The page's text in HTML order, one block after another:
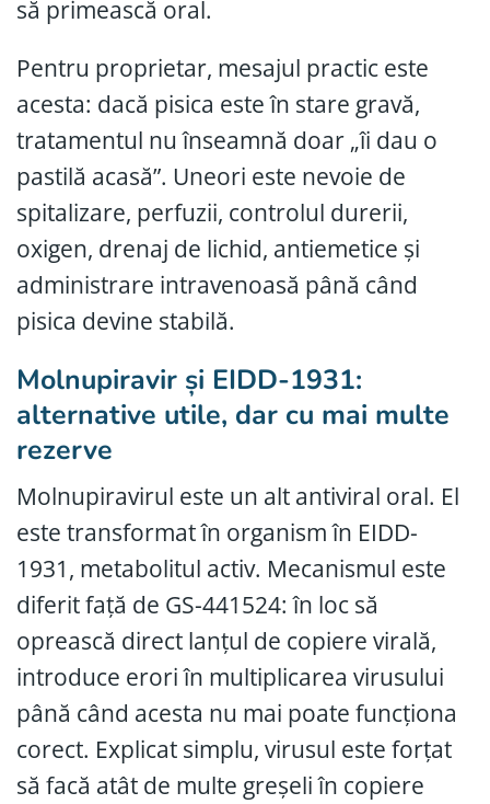
să primească oral.
Pentru proprietar, mesajul practic este
acesta: dacă pisica este în stare gravă,
tratamentul nu înseamnă doar „îi dau o
pastilă acasă”. Uneori este nevoie de
spitalizare, perfuzii, controlul durerii,
oxigen, drenaj de lichid, antiemetice și
administrare intravenoasă până când
pisica devine stabilă.
Molnupiravir și EIDD-1931:
alternative utile, dar cu mai multe
rezerve
Molnupiravirul este un alt antiviral oral. El
este transformat în organism în EIDD-
1931, metabolitul activ. Mecanismul este
diferit față de GS-441524: în loc să
oprească direct lanțul de copiere virală,
introduce erori în multiplicarea virusului
până când acesta nu mai poate funcționa
corect. Explicat simplu, virusul este forțat
să facă atât de multe greșeli în copiere